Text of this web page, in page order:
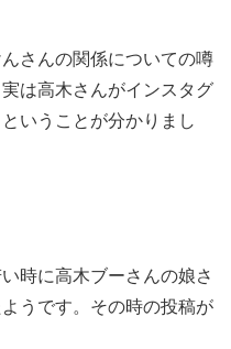
さんの関係についての噂
は高木さんがインスタグ
いうことが分かりまし
時に高木ブーさんの娘さ
うです。その時の投稿が